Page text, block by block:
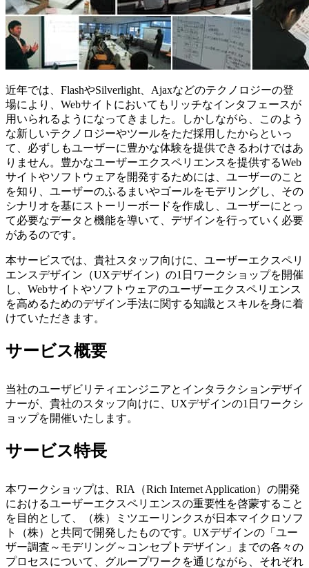
近年では、FlashやSilverlight、Ajaxなどのテクノロジーの登
場により、Webサイトにおいてもリッチなインタフェースが
用いられるようになってきました。しかしながら、このよう
な新しいテクノロジーやツールをただ採用したからといっ
て、必ずしもユーザーに豊かな体験を提供できるわけではあ
りません。豊かなユーザーエクスペリエンスを提供するWeb
サイトやソフトウェアを開発するためには、ユーザーのこと
を知り、ユーザーのふるまいやゴールをモデリングし、その
シナリオを基にストーリーボードを作成し、ユーザーにとっ
て必要なデータと機能を導いて、デザインを行っていく必要
があるのです。
本サービスでは、貴社スタッフ向けに、ユーザーエクスペリ
エンスデザイン（UXデザイン）の1日ワークショップを開催
し、Webサイトやソフトウェアのユーザーエクスペリエンス
を高めるためのデザイン手法に関する知識とスキルを身に着
けていただきます。
サービス概要
当社のユーザビリティエンジニアとインタラクションデザイ
ナーが、貴社のスタッフ向けに、UXデザインの1日ワークシ
ョップを開催いたします。
サービス特長
本ワークショップは、RIA（Rich Internet Application）の開発
におけるユーザーエクスペリエンスの重要性を啓蒙すること
を目的として、（株）ミツエーリンクスが日本マイクロソフ
ト（株）と共同で開発したものです。UXデザインの「ユー
ザー調査～モデリング～コンセプトデザイン」までの各々の
プロセスについて、グループワークを通じながら、それぞれ